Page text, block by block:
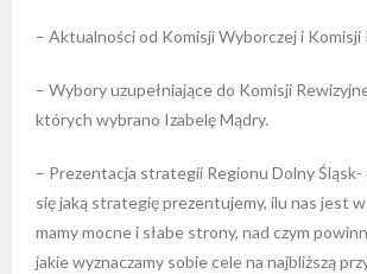
– Aktualności od Komisji Wyborczej i Komisji
– Wybory uzupełniające do Komisji
których wybrano Izabelę Mądry.
– Prezentacja strategii Regionu Dolny
się jaką strategię prezentujemy, ilu nas jest
mamy mocne i słabe strony, nad czym
jakie wyznaczamy sobie cele na najbliższą